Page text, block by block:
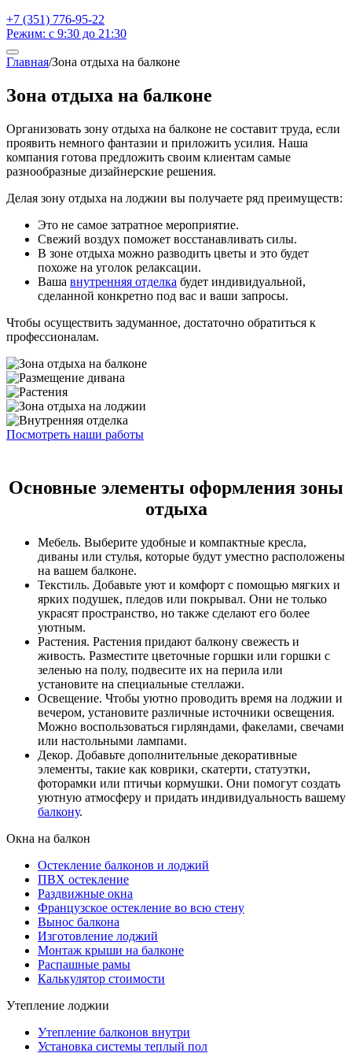
+7 (351) 776-95-22
Режим: с 9:30 до 21:30
Главная/Зона отдыха на балконе
Зона отдыха на балконе
Организовать зону отдыха на балконе не составит труда, если
проявить немного фантазии и приложить усилия. Наша
компания готова предложить своим клиентам самые
разнообразные дизайнерские решения.
Делая зону отдыха на лоджии вы получаете ряд преимуществ:
Это не самое затратное мероприятие.
Свежий воздух поможет восстанавливать силы.
В зоне отдыха можно разводить цветы и это будет
похоже на уголок релаксации.
Ваша внутренняя отделка будет индивидуальной,
сделанной конкретно под вас и ваши запросы.
Чтобы осуществить задуманное, достаточно обратиться к
профессионалам.
Посмотреть наши работы
Основные элементы оформления зоны
отдыха
Мебель. Выберите удобные и компактные кресла,
диваны или стулья, которые будут уместно расположены
на вашем балконе.
Текстиль. Добавьте уют и комфорт с помощью мягких и
ярких подушек, пледов или покрывал. Они не только
украсят пространство, но также сделают его более
уютным.
Растения. Растения придают балкону свежесть и
живость. Разместите цветочные горшки или горшки с
зеленью на полу, подвесите их на перила или
установите на специальные стеллажи.
Освещение. Чтобы уютно проводить время на лоджии и
вечером, установите различные источники освещения.
Можно воспользоваться гирляндами, факелами, свечами
или настольными лампами.
Декор. Добавьте дополнительные декоративные
элементы, такие как коврики, скатерти, статуэтки,
фоторамки или птичьи кормушки. Они помогут создать
уютную атмосферу и придать индивидуальность вашему
балкону.
Окна на балкон
Остекление балконов и лоджий
ПВХ остекление
Раздвижные окна
Французское остекление во всю стену
Вынос балкона
Изготовление лоджий
Монтаж крыши на балконе
Распашные рамы
Калькулятор стоимости
Утепление лоджии
Утепление балконов внутри
Установка системы теплый пол